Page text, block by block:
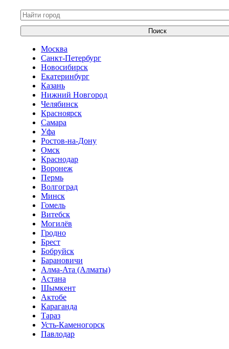
Поиск
Москва
Санкт-Петербург
Новосибирск
Екатеринбург
Казань
Нижний Новгород
Челябинск
Красноярск
Самара
Уфа
Ростов-на-Дону
Омск
Краснодар
Воронеж
Пермь
Волгоград
Минск
Гомель
Витебск
Могилёв
Гродно
Брест
Бобруйск
Барановичи
Алма-Ата (Алматы)
Астана
Шымкент
Актобе
Караганда
Тараз
Усть-Каменогорск
Павлодар